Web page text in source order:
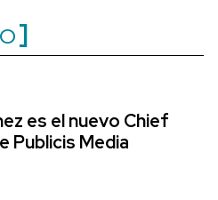
es el nuevo Chief
Publicis Media